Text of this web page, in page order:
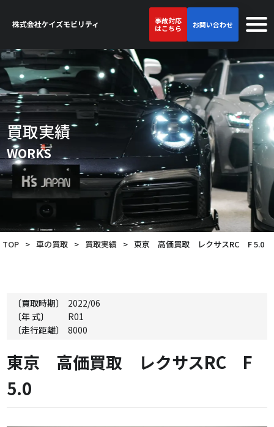
事故対応
はこちら
お問い合わせ
買取実績
WORKS
TOP > 車の買取 > 買取実績 > 東京 高価買取 レクサスRC F 5.0
〔買取時期〕
2022/06
〔年 式〕
R01
〔走行距離〕
8000
東京 高価買取 レクサスRC F
5.0